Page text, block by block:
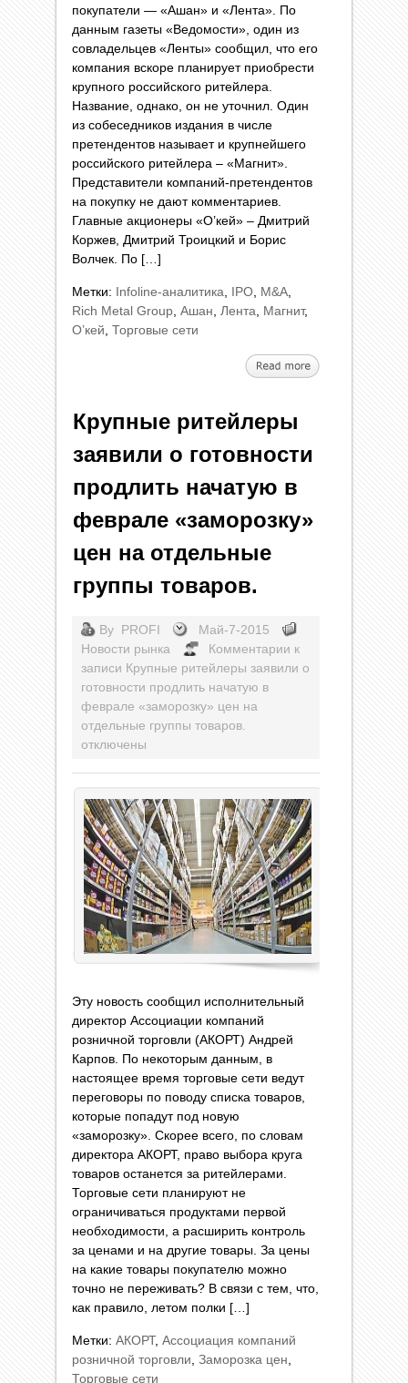
покупатели — «Ашан» и «Лента». По
данным газеты «Ведомости», один из
совладельцев «Ленты» сообщил, что его
компания вскоре планирует приобрести
крупного российского ритейлера.
Название, однако, он не уточнил. Один
из собеседников издания в числе
претендентов называет и крупнейшего
российского ритейлера – «Магнит».
Представители компаний-претендентов
на покупку не дают комментариев.
Главные акционеры «О’кей» – Дмитрий
Коржев, Дмитрий Троицкий и Борис
Волчек. По […]
Метки: Infoline-аналитика IPO M&A
Rich Metal Group Ашан Лента Магнит,
О’кей Торговые сети
Крупные ритейлеры
заявили о готовности
продлить начатую в
феврале «заморозку»
цен на отдельные
группы товаров.
By PROFI
Май-7-2015
Новости рынка
Комментарии к
записи Крупные ритейлеры заявили о
готовности продлить начатую в
феврале «заморозку» цен на
отдельные группы товаров.
отключены
Эту новость сообщил исполнительный
директор Ассоциации компаний
розничной торговли (АКОРТ) Андрей
Карпов. По некоторым данным, в
настоящее время торговые сети ведут
переговоры по поводу списка товаров,
которые попадут под новую
«заморозку». Скорее всего, по словам
директора АКОРТ, право выбора круга
товаров останется за ритейлерами.
Торговые сети планируют не
ограничиваться продуктами первой
необходимости, а расширить контроль
за ценами и на другие товары. За цены
на какие товары покупателю можно
точно не переживать? В связи с тем, что,
как правило, летом полки […]
Метки: АКОРТ, Ассоциация компаний
розничной торговли Заморозка цен
Торговые сети